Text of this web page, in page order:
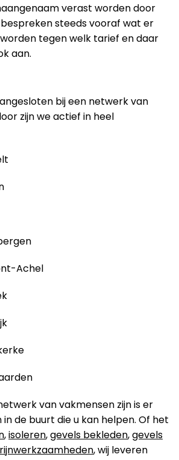
verast worden door
steeds vooraf wat er
tegen welk tarief en daar
aan.
bij een netwerk van
zijn we actief in heel
Achel
van vakmensen zijn is er
de buurt die u kan helpen. Of het
,isoleren,gevels bekleden,gevels
, wij leveren